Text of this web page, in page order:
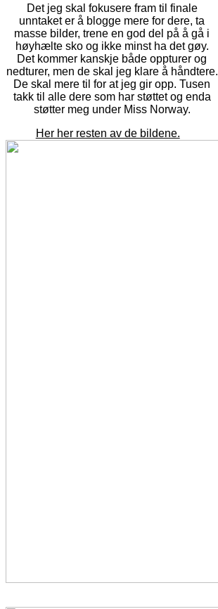
Det jeg skal fokusere fram til finale
unntaket er å blogge mere for dere, ta
masse bilder, trene en god del på å gå i
høyhælte sko og ikke minst ha det gøy.
Det kommer kanskje både oppturer og
nedturer, men de skal jeg klare å håndtere.
De skal mere til for at jeg gir opp. Tusen
takk til alle dere som har støttet og enda
støtter meg under Miss Norway.
Her her resten av de bildene.